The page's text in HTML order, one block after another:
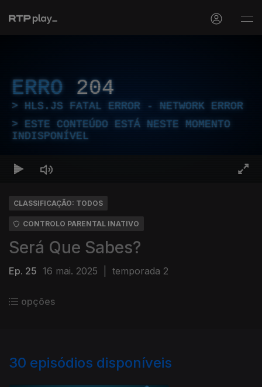
ERRO 204
HLS.JS FATAL ERROR - NETWORK ERROR
ESTE CONTEÚDO ESTÁ NESTE MOMENTO
INDISPONÍVEL
CLASSIFICAÇÃO: TODOS
CONTROLO PARENTAL INATIVO
Será Que Sabes?
Ep. 25 16 mai. 2025 temporada 2
opções
30 episódios disponíveis